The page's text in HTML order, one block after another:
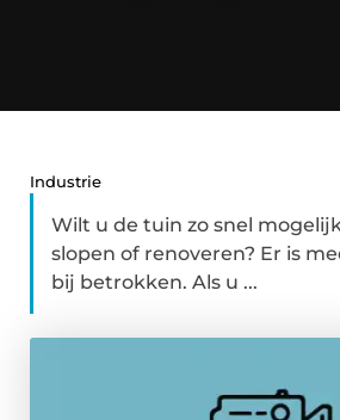
Industrie
Wilt u de tuin zo snel
slopen of renoveren? Er is
bij betrokken. Als u ...